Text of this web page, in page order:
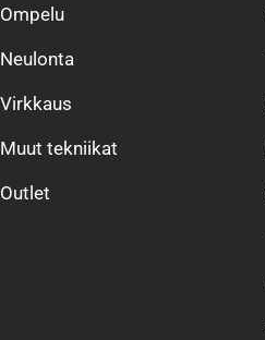
Ompelu
Neulonta
Virkkaus
Muut tekniikat
Outlet